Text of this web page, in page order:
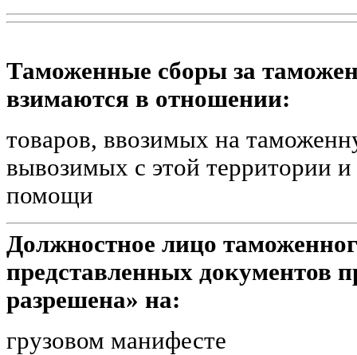
Таможенные сборы за
взимаются в отношении:
товаров, ввозимых на
вывозимых с этой территории
помощи
Должностное лицо
представленных документов
разрешена» на:
грузовом манифесте